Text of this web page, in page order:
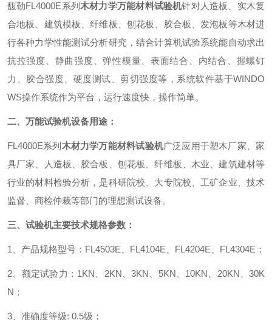
馥勒FL4000E系列木材力学万能材料试验机针对人造板、实木复
合地板、建筑模板、纤维板、刨花板、胶合板、发泡板等木材进
行各种力学性能测试分析研究，结合计算机试验系统能自动求出
抗拉强度、静曲强度、弹性模量、表面结合、内结合、握螺钉
力、胶合强度、硬度测试、剪切强度等，系统软件基于WINDO
WS操作系统作为平台，运行速度快，操作简单。
二、万能试验机设备用途：
FL4000E系列 木材力学万能材料试验机广泛应用于塑木厂家、家
具厂家、人造板、胶合板、刨花板、纤维板、木业、建筑建材等
行业的材料检验分析，是科研院校、大专院校、工矿企业、技术
监督、商检仲裁等部门的理想测试设备。
三、试验机主要技术规格参数：
1、产品规格型号：FL4503E、FL4104E、FL4204E、FL4304E ；
2、额定试验力：1KN、2KN、3KN、5KN、10KN、20KN、30K
N ；
3、准确度等级: 0.5级 ；